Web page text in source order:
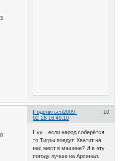
Поделиться 10
2009-
02-28 16:49:10
Нуу... если народ соберётся,
то Тигры поедут. Хватит на
нас мест в машине? И в эту
погоду лучше на Арсенал.